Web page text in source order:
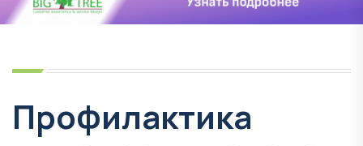
Профилактика